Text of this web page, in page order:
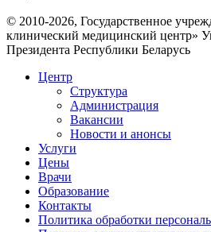
© 2010-2026, Государственное
клинический медицинский центр»
Президента Республики Беларусь
Центр
Структура
Администрация
Вакансии
Новости и анонсы
Услуги
Цены
Врачи
Образование
Контакты
Политика обработки